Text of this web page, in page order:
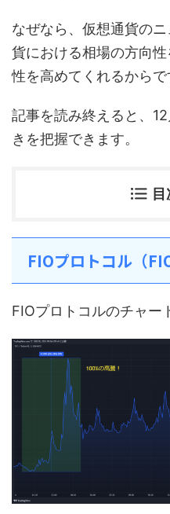
なぜなら、仮想通貨の
貨における相場の方向
性を高めてくれるからで
記事を読み終えると、
きを把握できます。
FIOプロトコル（
FIOプロトコルのチャー